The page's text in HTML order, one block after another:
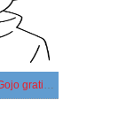
Tekenen Satoru Gojo gratis afdrukbaar basis